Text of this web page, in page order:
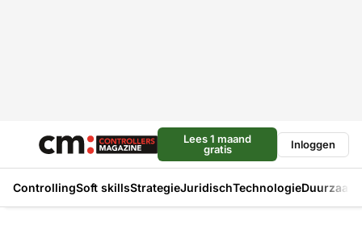
Lees 1 maand
gratis
Inloggen
ControllingSoft skillsStrategieJuridischTechnologie